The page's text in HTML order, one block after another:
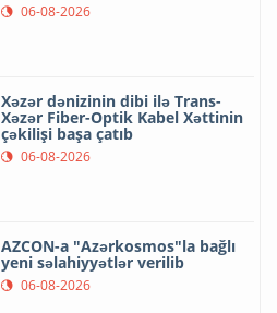
06-08-2026
Xəzər dənizinin dibi ilə Trans-
Xəzər Fiber-Optik Kabel Xəttinin
çəkilişi başa çatıb
06-08-2026
AZCON-a "Azərkosmos"la bağlı
yeni səlahiyyətlər verilib
06-08-2026